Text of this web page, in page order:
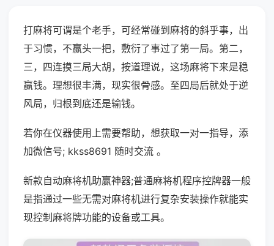
打麻将可谓是个老手，可经常碰到麻将的斜乎事，出
于习惯，不赢头一把，敷衍了事过了第一局。第二，
三，四连摸三局大胡，按道理说，这场麻将下来是稳
赢钱。理想很丰满，现实很骨感。至四局后就处于逆
风局，归根到底还是输钱。
若你在仪器使用上需要帮助，想获取一对一指导，添
加微信号; kkss8691 随时交流 。
新款自动麻将机助赢神器;普通麻将机程序控牌器一般
是指通过一些无需对麻将机进行复杂安装操作就能实
现控制麻将牌功能的设备或工具。